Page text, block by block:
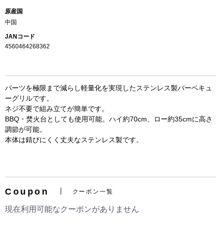
お買い物を続ける カートへ進む
原産国
中国
JANコード
4560464268362
パーツを極限まで減らし軽量化を実現したステンレス製バーベキュ
ーグリルです。
ネジ不要で組み立てが簡単です。
BBQ・焚火台としても使用可能。ハイ約70cm、ロー約35cmに高さ
調節が可能。
本体は錆びにくく丈夫なステンレス製です。
Coupon クーポン一覧
現在利用可能なクーポンがありません